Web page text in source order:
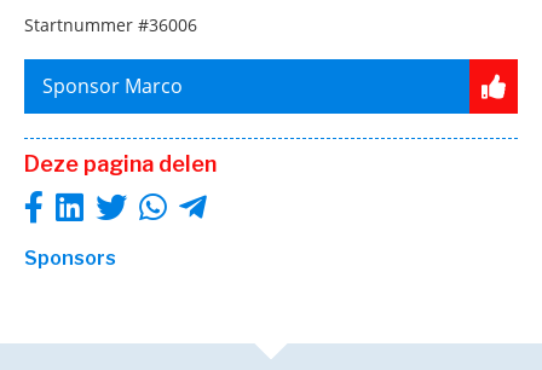
Startnummer #36006
Sponsor Marco
Deze pagina delen
Sponsors